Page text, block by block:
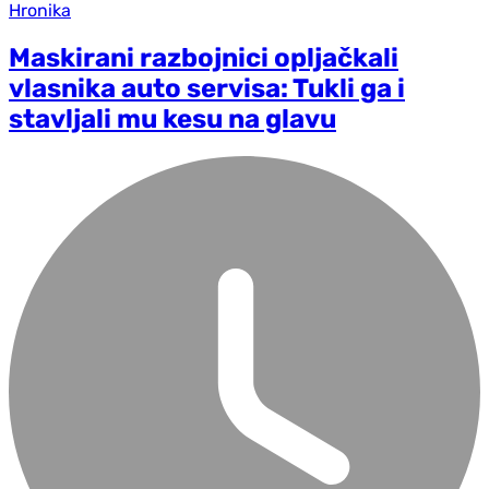
Hronika
Maskirani razbojnici opljačkali
vlasnika auto servisa: Tukli ga i
stavljali mu kesu na glavu